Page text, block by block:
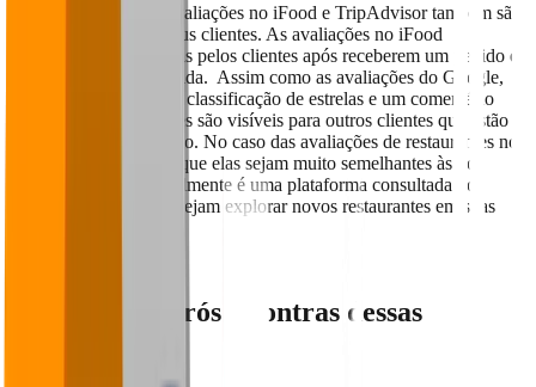
Além do Google, as avaliações no iFood e TripAdvisor também são
canais para ouvir os seus clientes. As avaliações no iFood
geralmente são deixadas pelos clientes após receberem um pedido e
experimentarem a comida. Assim como as avaliações do Google,
elas consistem em uma classificação de estrelas e um comentário
escrito. Essas avaliações são visíveis para outros clientes que estão
navegando no aplicativo. No caso das avaliações de restaurantes no
TripAdvisor, por mais que elas sejam muito semelhantes às do
Google e Ifood, normalmente é uma plataforma consultada por
muitos turistas, que desejam explorar novos restaurantes em suas
Quais são os prós e contras dessas